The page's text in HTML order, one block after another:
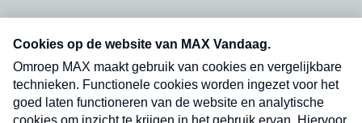
nieuwsbrief. Elke vrijdag- en dinsdagochtend in
uw mailbox.
Verzend